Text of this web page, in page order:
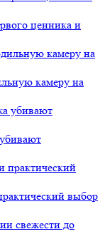
ценника и
камеру на
выбор